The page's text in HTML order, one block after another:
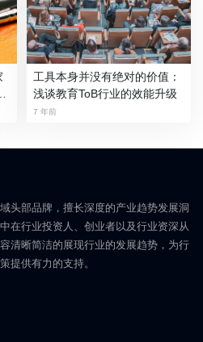
工具本身并没有绝对的价值：
浅谈教育ToB行业的效能升级
7 年前
头部品牌，擅长深度的产业趋势发展洞
在行业投资人、创业者以及行业资深从
清晰简洁的展现行业的发展趋势，为行
提供有力的支持。